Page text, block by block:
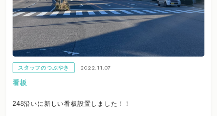
スタッフのつぶやき
2022.11.07
看板
248沿いに新しい看板設置しました！！